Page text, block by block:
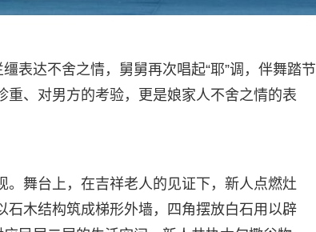
表达不舍之情，舅舅再次唱起“耶”调，伴舞踏节
、对男方的考验，更是娘家人不舍之情的表
。舞台上，在吉祥老人的见证下，新人点燃灶
木结构筑成梯形外墙，四角摆放白石用以辟